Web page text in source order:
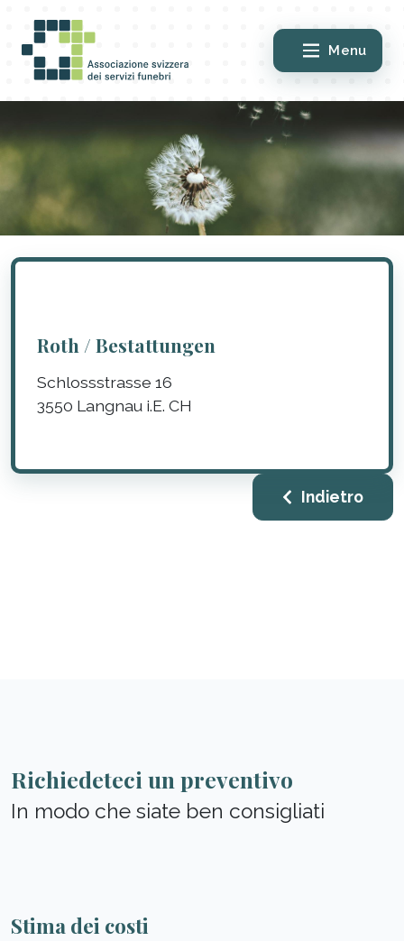
Menu
Roth / Bestattungen
Schlossstrasse 16
3550 Langnau i.E. CH
Indietro
Richiedeteci un preventivo
In modo che siate ben consigliati
Stima dei costi